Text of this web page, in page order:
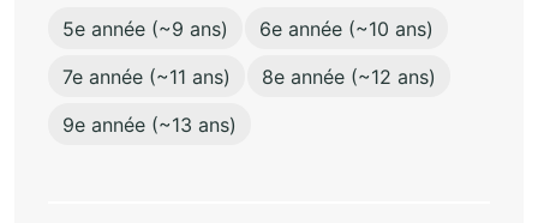
5e année (~9 ans)
6e année (~10 ans)
7e année (~11 ans)
8e année (~12 ans)
9e année (~13 ans)